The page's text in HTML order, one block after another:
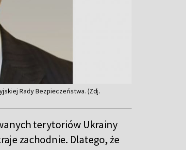
Rady Bezpieczeństwa. (Zdj.
terytoriów Ukrainy
zachodnie. Dlatego, że